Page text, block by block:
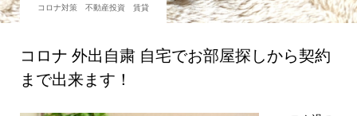
コロナ対策 不動産投資 賃貸
コロナ 外出自粛 自宅でお部屋探しから契約
まで出来ます！